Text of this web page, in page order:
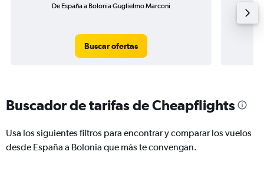
De España a Bolonia Guglielmo Marconi
Buscar ofertas
Buscador de tarifas de Cheapflights
Usa los siguientes filtros para encontrar y comparar los vuelos
desde España a Bolonia que más te convengan.